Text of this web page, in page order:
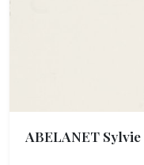
ABELANET Sylvie